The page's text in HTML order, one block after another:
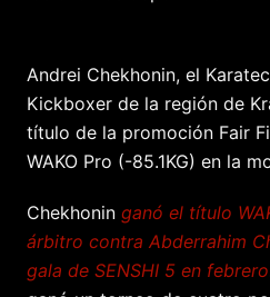
Andrei Chekhonin, el
Kickboxer de la región de
título de la promoción Fair
WAKO Pro (-85.1KG) en la
Chekhonin ganó el título
árbitro contra Abderrahim
gala de SENSHI 5 en febrero